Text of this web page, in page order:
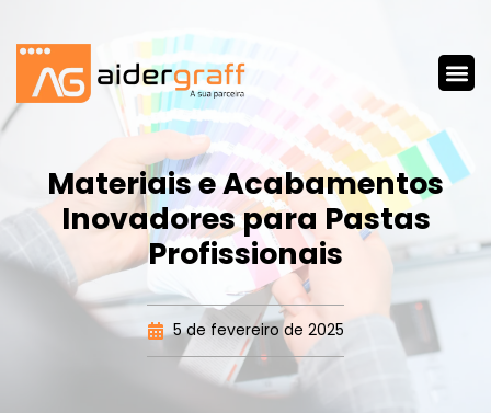
Materiais e Acabamentos
Inovadores para Pastas
Profissionais
5 de fevereiro de 2025